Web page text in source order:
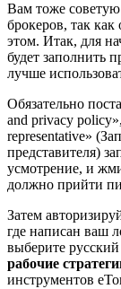
Вам тоже
брокеров, так
этом. Итак, для
будет заполнить
лучше
Обязательно
and privacy
representative»
представителя)
усмотрение, и
должно прийти
Затем
где написан ваш
выберите
рабочие
инструментов